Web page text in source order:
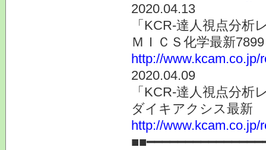
2020.04.13
「KCR-達人視点分析
ＭＩＣＳ化学最新
http://www.kcam.co.jp/
2020.04.09
「KCR-達人視点分析
ダイキアクシス最新
http://www.kcam.co.jp/